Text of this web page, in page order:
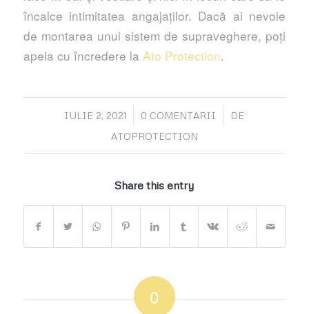
încalce intimitatea angajaților. Dacă ai nevoie
de montarea unui sistem de supraveghere, poți
apela cu încredere la Ato Protection.
IULIE 2, 2021
/ 0 COMENTARII
/
DE
ATOPROTECTION
Share this entry
0